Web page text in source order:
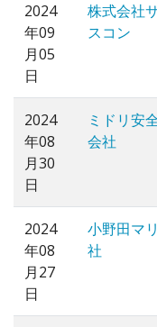
2024
年09
月05
日
株式会社
スコン
2024
年08
月30
日
ミドリ安
会社
2024
年08
月27
日
小野田マ
社